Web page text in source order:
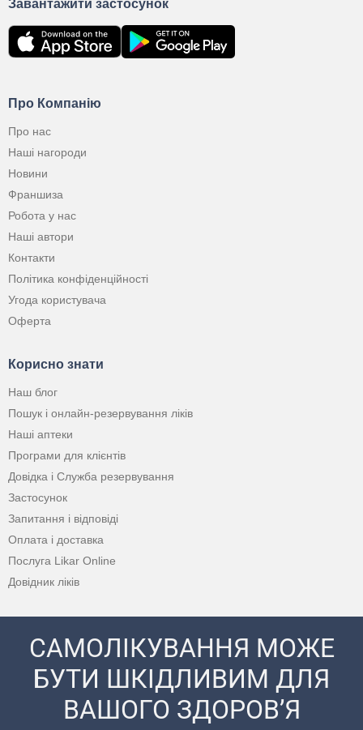
Про Компанію
Про нас
Наші нагороди
Новини
Франшиза
Робота у нас
Наші автори
Контакти
Політика конфіденційності
Угода користувача
Оферта
Корисно знати
Наш блог
Пошук і онлайн-резервування ліків
Наші аптеки
Програми для клієнтів
Довідка і Служба резервування
Застосунок
Запитання і відповіді
Оплата і доставка
Послуга Likar Online
Довідник ліків
Завантажити застосунок
САМОЛІКУВАННЯ МОЖЕ
БУТИ ШКІДЛИВИМ ДЛЯ
ВАШОГО ЗДОРОВ’Я